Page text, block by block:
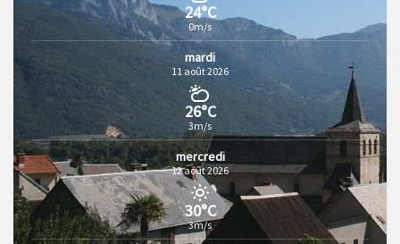
24°C
0m/s
mardi
11 août 2026
26°C
3m/s
mercredi
12 août 2026
30°C
3m/s